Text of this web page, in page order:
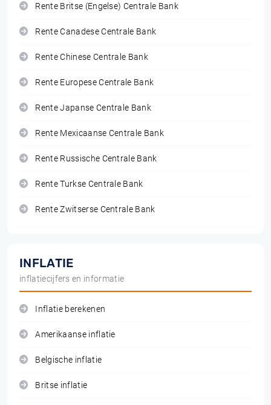
Rente Britse (Engelse) Centrale Bank
Rente Canadese Centrale Bank
Rente Chinese Centrale Bank
Rente Europese Centrale Bank
Rente Japanse Centrale Bank
Rente Mexicaanse Centrale Bank
Rente Russische Centrale Bank
Rente Turkse Centrale Bank
Rente Zwitserse Centrale Bank
INFLATIE
inflatiecijfers en informatie
Inflatie berekenen
Amerikaanse inflatie
Belgische inflatie
Britse inflatie